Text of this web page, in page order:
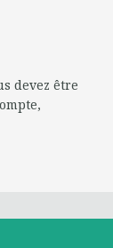
devez être